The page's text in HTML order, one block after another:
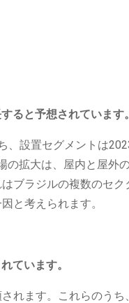
ると予想されています。
、設置セグメントは
の拡大は、屋内と屋外
ブラジルの複数のセク
と考えられます。
ています。
れます。これらのうち、